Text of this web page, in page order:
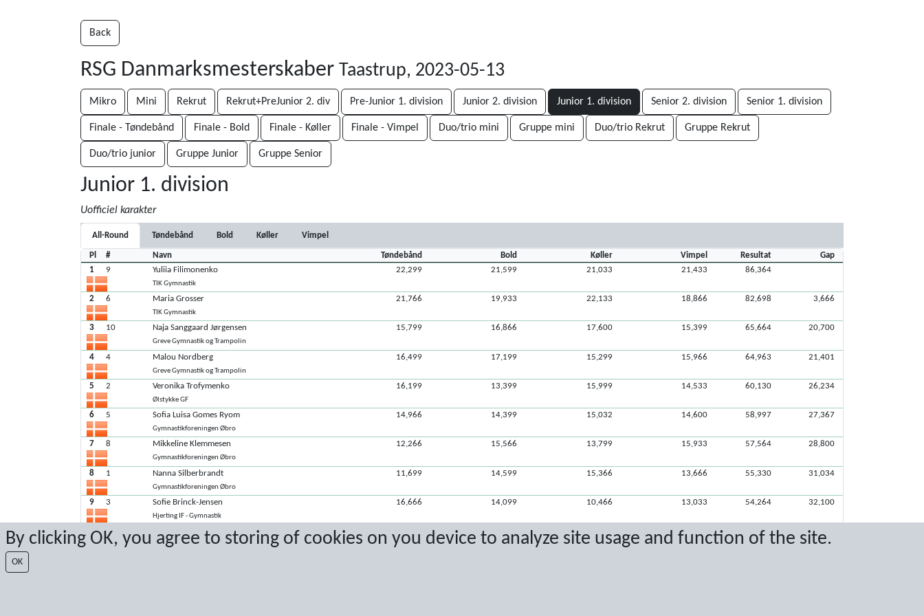
By clicking OK, you agree to storing of cookies on you device to analyze site usage and function of the site.
OK
Back
RSG Danmarksmesterskaber Taastrup, 2023-05-13
Mikro Mini Rekrut Rekrut+PreJunior 2. div Pre-Junior 1. division Junior 2. division Junior 1. division Senior 2. division Senior 1. division
Finale - Tøndebånd Finale - Bold Finale - Køller Finale - Vimpel Duo/trio mini Gruppe mini Duo/trio Rekrut Gruppe Rekrut
Duo/trio junior Gruppe Junior Gruppe Senior
Junior 1. division
Uofficiel karakter
All-Round Tøndebånd Bold Køller Vimpel
Pl # Navn Tøndebånd Bold Køller Vimpel Resultat
Gap
1
9 Yuliia Filimonenko
TIK Gymnastik
22,299 21,599 21,033 21,433 86,364
2 6 Maria Grosser
TIK Gymnastik
21,766 19,933 22,133 18,866 82,698 3,666
3 10 Naja Sanggaard Jørgensen
Greve Gymnastik og Trampolin
15,799 16,866 17,600 15,399 65,664 20,700
4 4 Malou Nordberg
Greve Gymnastik og Trampolin
16,499 17,199 15,299 15,966 64,963 21,401
5 2 Veronika Trofymenko
Ølstykke GF
16,199 13,399 15,999 14,533 60,130 26,234
6 5 Sofia Luisa Gomes Ryom
Gymnastikforeningen Øbro
14,966 14,399 15,032 14,600 58,997 27,367
7 8 Mikkeline Klemmesen
Gymnastikforeningen Øbro
12,266 15,566 13,799 15,933 57,564 28,800
8 1 Nanna Silberbrandt
Gymnastikforeningen Øbro
11,699 14,599 15,366 13,666 55,330 31,034
9 3 Sofie Brinck-Jensen
Hjerting IF - Gymnastik
16,666 14,099 10,466 13,033 54,264 32,100
10 7 Emilie Holze Jensen
Ølstykke GF
11,632 53,030 33,334